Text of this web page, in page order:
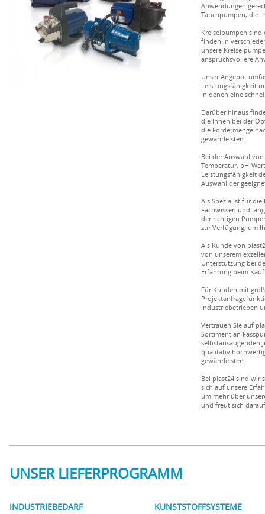
Anwendungen
Tauchpumpen, die
Kreiselpumpen
finden in
unsere
anspruchsvollere
Unser Angebot
Leistungsfähigkeit
in denen eine
Darüber hinaus
die Ihnen bei der
die Fördermenge
gewährleisten.
Bei der Auswahl
Temperatur, pH-
Leistungsfähigkeit
Auswahl der
Als Spezialist für
Fachwissen und
der richtigen
zur Verfügung, um
Als Kunde von
von unserem
Unterstützung bei
Erfahrung beim
Für Kunden mit
Industriebetrieben
Vertrauen Sie auf
Sortiment an
selbstansaugenden
qualitativ
gewährleisten.
Bei plast24 sind wir
sich auf unsere
um mehr über
und freut sich
UNSER LIEFERPROGRAMM
INDUSTRIEBEDARF KUNSTSTOFFSYSTEME